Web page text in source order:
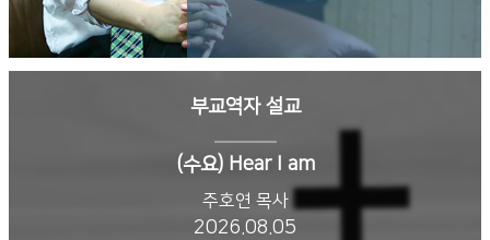
부교역자 설교
(수요) Hear I am
주호연 목사
2026.08.05